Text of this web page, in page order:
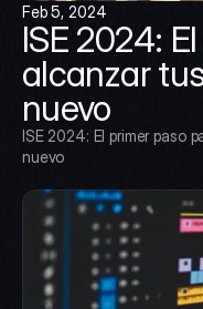
Feb 5, 2024
ISE 2024:
alcanzar
nuevo
ISE 2024: El primer paso
nuevo